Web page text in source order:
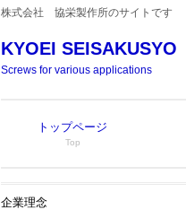
株式会社 協栄製作所のサイトです
KYOEI SEISAKUSYO
Screws for various applications
トップページ
Top
企業理念